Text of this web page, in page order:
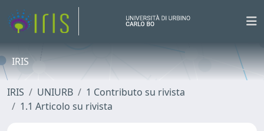
IRIS
IRIS UNIURB
1 Contributo su rivista
1.1 Articolo su rivista